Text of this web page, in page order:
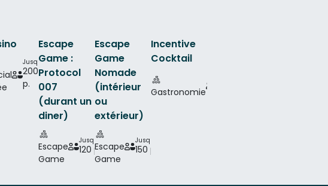
Jusqu'à
200
p.
Escape
Game :
Protocol
007
(durant un
diner)
Escape
Game
Jusqu'à
120 p.
Escape
Game
Nomade
(intérieur
ou
extérieur)
Escape
Game
Jusqu'à
150 p.
Incentive
Cocktail
Gastronomie